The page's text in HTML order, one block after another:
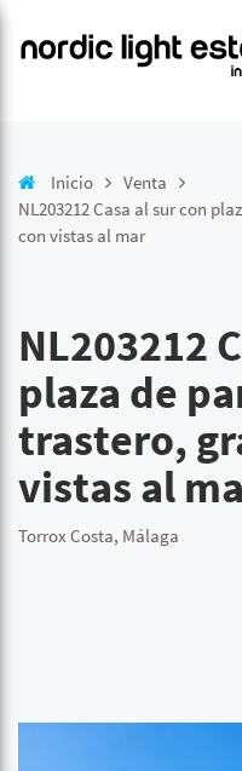
Inicio
Venta
NL203212 Casa al sur con
con vistas al mar
NL203212
plaza de
trastero,
vistas al
Torrox Costa, Málaga